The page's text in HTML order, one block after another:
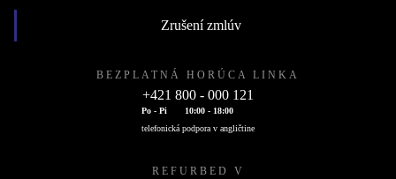
Zrušení zmlúv
BEZPLATNÁ HORÚCA LINKA
+421 800 - 000 121
Po - Pi
10:00 - 18:00
telefonická podpora v angličtine
REFURBED V